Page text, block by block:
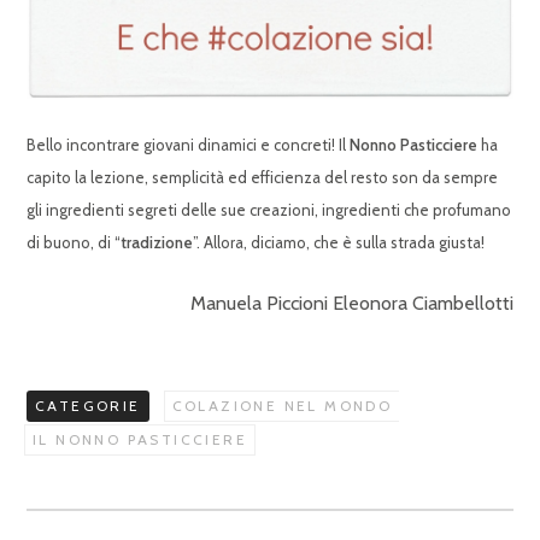
Bello incontrare giovani dinamici e concreti! IlNonno Pasticciere ha
capito la lezione, semplicità ed efficienza del resto son da sempre
gli ingredienti segreti delle sue creazioni, ingredienti che profumano
di buono, di “tradizione”. Allora, diciamo, che è sulla strada giusta!
Manuela Piccioni Eleonora Ciambellotti
CATEGORIE
COLAZIONE NEL MONDO
IL NONNO PASTICCIERE